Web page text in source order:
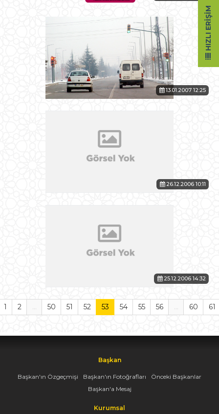
13.01.2007 12:25
26.12.2006 10:11
25.12.2006 14:32
1 2 ... 50 51 52 53 54 55 56 ... 60 61
Başkan
Başkan'ın Özgeçmişi Başkan'ın Fotoğrafları
Önceki Başkanlar
Başkan'a Mesaj
Kurumsal
HIZLI ERIŞIM